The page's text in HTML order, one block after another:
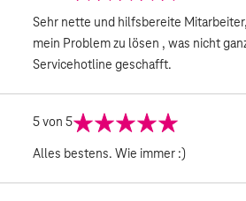
Sehr nette und hilfsbereite
mein Problem zu lösen , was nicht
Servicehotline geschafft.
5von 5
Alles bestens. Wie immer :)